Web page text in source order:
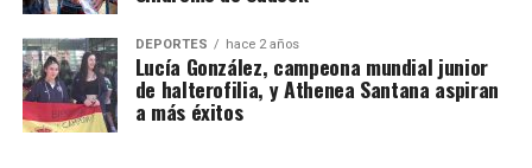
DEPORTES hace 2 años
Lucía González, campeona mundial junior
de halterofilia, y Athenea Santana aspiran
a más éxitos